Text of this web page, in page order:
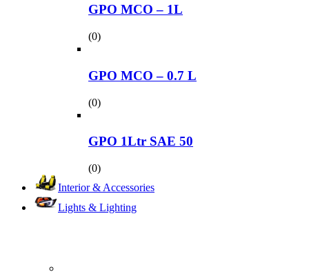
GPO MCO – 1L
(0)
GPO MCO – 0.7 L
(0)
GPO 1Ltr SAE 50
(0)
Interior & Accessories
Lights & Lighting